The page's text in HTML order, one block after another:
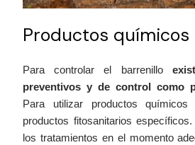
Productos químicos
Para controlar el barrenillo
preventivos y de control como
Para utilizar productos
productos fitosanitarios
los tratamientos en el momento